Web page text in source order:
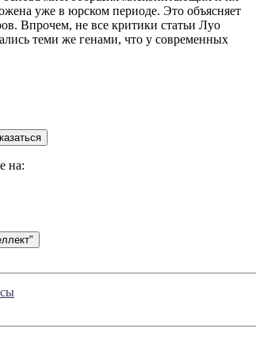
уже в юрском периоде. Это объясняет
Впрочем, не все критики статьи Луо
теми же генами, что у современных
на: